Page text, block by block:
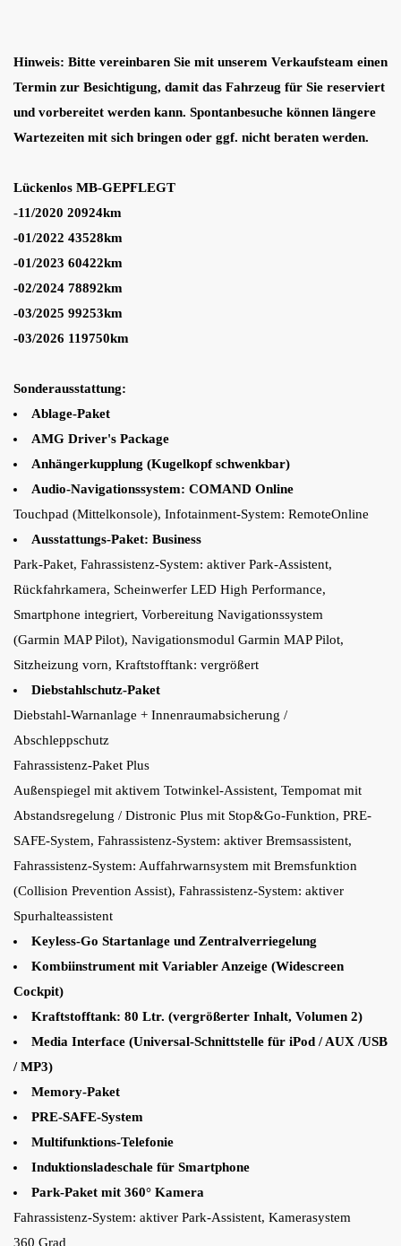
Hinweis: Bitte vereinbaren Sie mit unserem Verkaufsteam einen
Termin zur Besichtigung, damit das Fahrzeug für Sie reserviert
und vorbereitet werden kann. Spontanbesuche können längere
Wartezeiten mit sich bringen oder ggf. nicht beraten werden.
Lückenlos MB-GEPFLEGT
-11/2020 20924km
-01/2022 43528km
-01/2023 60422km
-02/2024 78892km
-03/2025 99253km
-03/2026 119750km
Sonderausstattung:
Ablage-Paket
AMG Driver's Package
Anhängerkupplung (Kugelkopf schwenkbar)
Audio-Navigationssystem: COMAND Online
Touchpad (Mittelkonsole), Infotainment-System: RemoteOnline
Ausstattungs-Paket: Business
Park-Paket, Fahrassistenz-System: aktiver Park-Assistent,
Rückfahrkamera, Scheinwerfer LED High Performance,
Smartphone integriert, Vorbereitung Navigationssystem
(Garmin MAP Pilot), Navigationsmodul Garmin MAP Pilot,
Sitzheizung vorn, Kraftstofftank: vergrößert
Diebstahlschutz-Paket
Diebstahl-Warnanlage + Innenraumabsicherung /
Abschleppschutz
Fahrassistenz-Paket Plus
Außenspiegel mit aktivem Totwinkel-Assistent, Tempomat mit
Abstandsregelung / Distronic Plus mit Stop&Go-Funktion, PRE-
SAFE-System, Fahrassistenz-System: aktiver Bremsassistent,
Fahrassistenz-System: Auffahrwarnsystem mit Bremsfunktion
(Collision Prevention Assist), Fahrassistenz-System: aktiver
Spurhalteassistent
Keyless-Go Startanlage und Zentralverriegelung
Kombiinstrument mit Variabler Anzeige (Widescreen
Cockpit)
Kraftstofftank: 80 Ltr. (vergrößerter Inhalt, Volumen 2)
Media Interface (Universal-Schnittstelle für iPod / AUX /USB
/ MP3)
Memory-Paket
PRE-SAFE-System
Multifunktions-Telefonie
Induktionsladeschale für Smartphone
Park-Paket mit 360° Kamera
Fahrassistenz-System: aktiver Park-Assistent, Kamerasystem
360 Grad